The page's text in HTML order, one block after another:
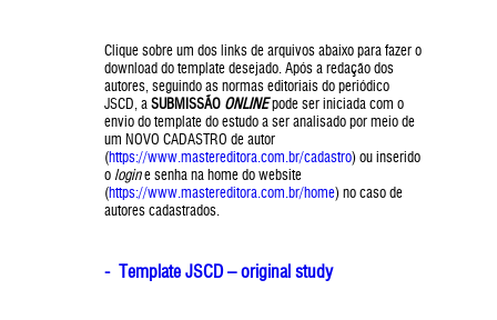
Clique sobre um dos links de arquivos abaixo para fazer o
download do template desejado. Após a redação dos
autores, seguindo as normas editoriais do periódico
JSCD, a SUBMISSÃO ONLINEpode ser iniciada com o
envio do template do estudo a ser analisado por meio de
um NOVO CADASTRO de autor
(https://www.mastereditora.com.br/cadastro) ou inserido
o logine senha na home do website
(https://www.mastereditora.com.br/home) no caso de
autores cadastrados.
- Template JSCD – original study